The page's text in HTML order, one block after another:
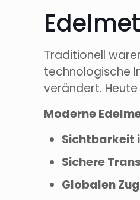
Traditionell
technologische
verändert.
Moderne
Sichtbarkeit
Sichere
Globalen